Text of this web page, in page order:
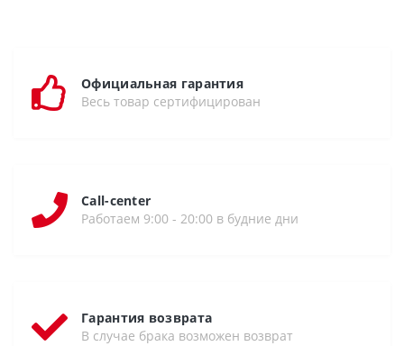
Официальная гарантия
Весь товар сертифицирован
Call-center
Работаем 9:00 - 20:00 в будние дни
Гарантия возврата
В случае брака возможен возврат